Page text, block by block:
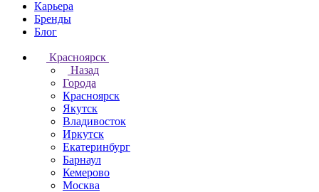
Карьера
Бренды
Блог
Красноярск
Назад
Города
Красноярск
Якутск
Владивосток
Иркутск
Екатеринбург
Барнаул
Кемерово
Москва